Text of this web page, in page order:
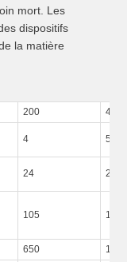
mort. Les
dispositifs
la matière
200
400
4 5.5
24 24
105 105
650